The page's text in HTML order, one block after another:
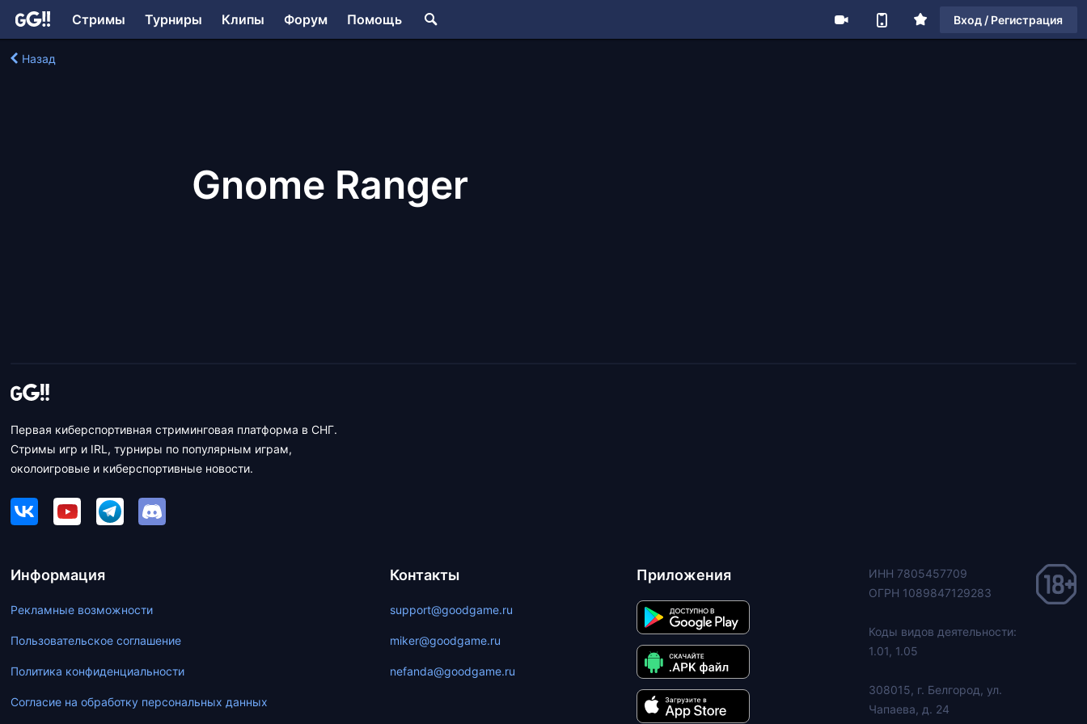
Стримы Турниры Клипы Форум Помощь Вход / Регистрация
Назад
Gnome Ranger
Первая киберспортивная стриминговая платформа в СНГ.
Стримы игр и IRL, турниры по популярным играм,
околоигровые и киберспортивные новости.
Информация
Рекламные возможности
Пользовательское соглашение
Политика конфиденциальности
Согласие на обработку персональных данных
Контакты
support@goodgame.ru
miker@goodgame.ru
nefanda@goodgame.ru
Приложения
ИНН 7805457709
ОГРН 1089847129283
Коды видов деятельности:
1.01, 1.05
308015, г. Белгород, ул.
Чапаева, д. 24